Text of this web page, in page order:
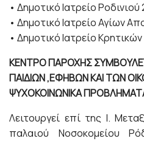
• Δημοτικό Ιατρείο
• Δημοτικό Ιατρείο Αγίων
• Δημοτικό Ιατρείο
ΚΕΝΤΡΟ ΠΑΡΟΧΗΣ
ΠΑΙΔΙΩΝ ,ΕΦΗΒΩΝ ΚΑΙ ΤΩΝ
ΨΥΧΟΚΟΙΝΩΝΙΚΑ
Λειτουργεί επί της Ι.
παλαιού Νοσοκομείου